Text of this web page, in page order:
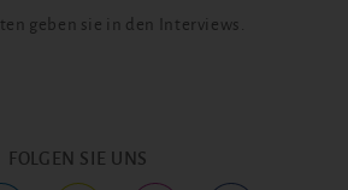
geben sie in den Interviews.
FOLGEN SIE UNS